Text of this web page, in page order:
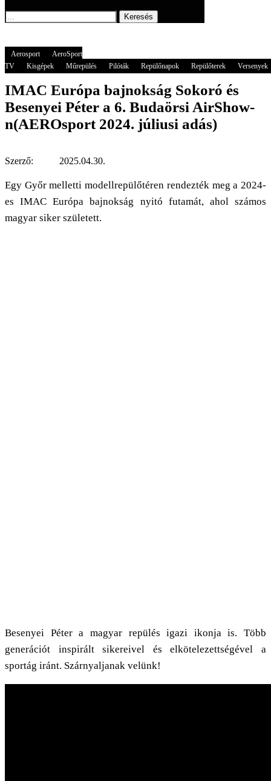
Keresés
Aerosport
AeroSport
TV
Kisgépek Műrepülés Pilóták Repülőnapok Repülőterek Versenyek
IMAC Európa bajnokság Sokoró és
Besenyei Péter a 6. Budaörsi AirShow-
n(AEROsport 2024. júliusi adás)
Szerző: 2025.04.30.
Egy Győr melletti modellrepülőtéren rendezték meg a 2024-
es IMAC Európa bajnokság nyitó futamát, ahol számos
magyar siker született.
Besenyei Péter a magyar repülés igazi ikonja is. Több
generációt inspirált sikereivel és elkötelezettségével a
sportág iránt. Szárnyaljanak velünk!